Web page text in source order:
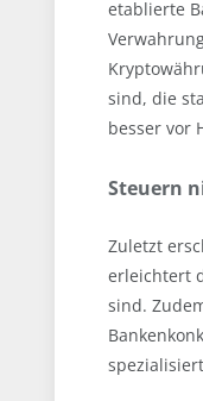
etablierte
sind, die
besser vor
Steuern
Zuletzt
erleichtert
sind.